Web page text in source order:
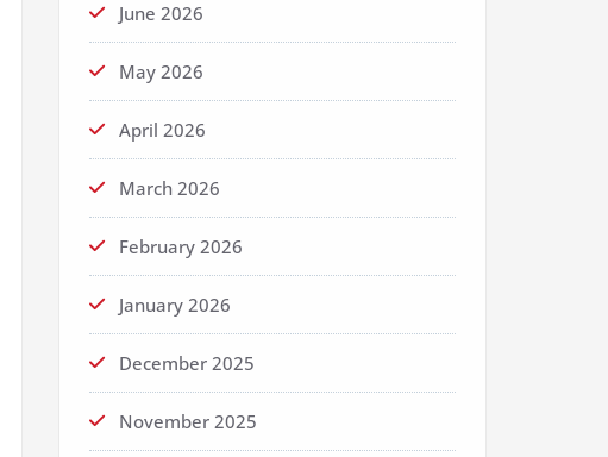
June 2026
May 2026
April 2026
March 2026
February 2026
January 2026
December 2025
November 2025